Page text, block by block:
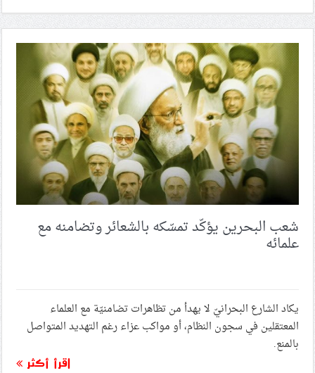
شعب البحرين يؤكّد تمسّكه بالشعائر وتضامنه مع
علمائه
يكاد الشارع البحرانيّ لا يهدأ من تظاهرات تضامنيّة مع العلماء
المعتقلين في سجون النظام، أو مواكب عزاء رغم التهديد المتواصل
بالمنع.
اقرأ أكثر